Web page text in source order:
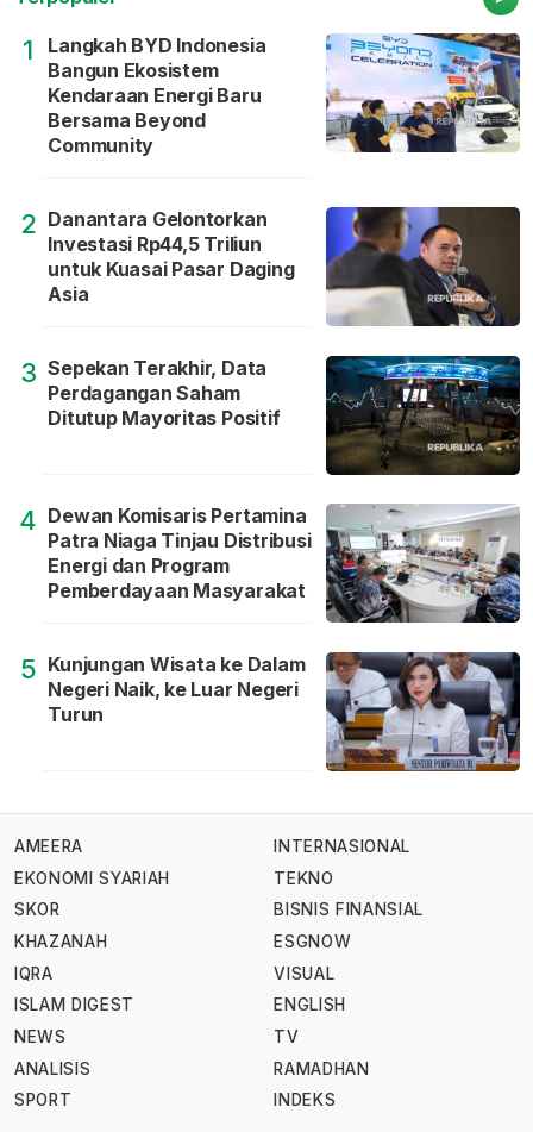
1
Langkah BYD Indonesia
Bangun Ekosistem
Kendaraan Energi Baru
Bersama Beyond
Community
2 Danantara Gelontorkan
Investasi Rp44,5 Triliun
untuk Kuasai Pasar Daging
Asia
3 Sepekan Terakhir, Data
Perdagangan Saham
Ditutup Mayoritas Positif
4 Dewan Komisaris Pertamina
Patra Niaga Tinjau Distribusi
Energi dan Program
Pemberdayaan Masyarakat
5 Kunjungan Wisata ke Dalam
Negeri Naik, ke Luar Negeri
Turun
AMEERA
EKONOMI SYARIAH
SKOR
KHAZANAH
IQRA
ISLAM DIGEST
NEWS
ANALISIS
SPORT
INTERNASIONAL
TEKNO
BISNIS FINANSIAL
ESGNOW
VISUAL
ENGLISH
TV
RAMADHAN
INDEKS